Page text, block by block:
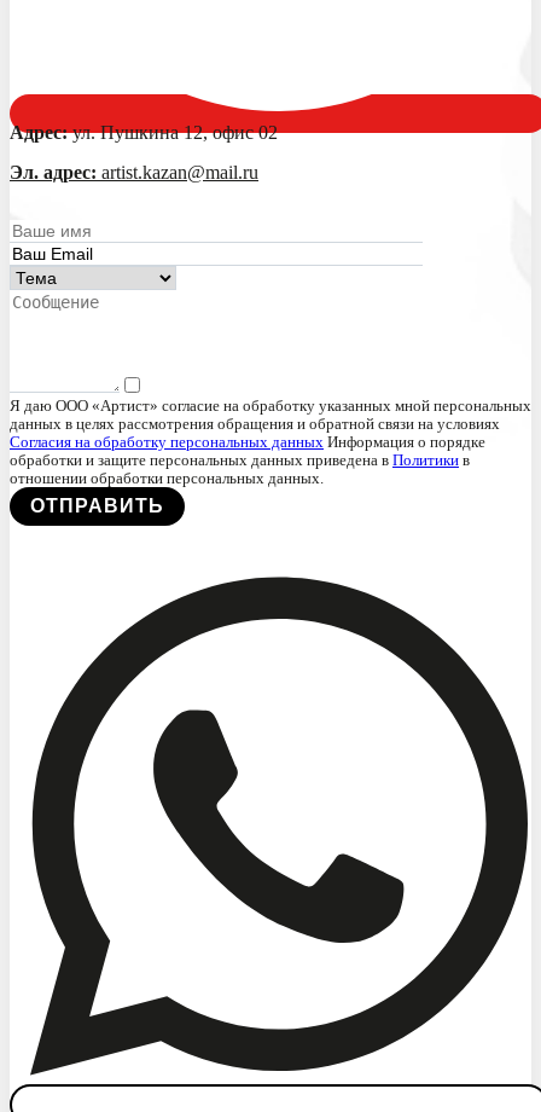
Адрес:ул. Пушкина 12, офис 02
Эл. адрес: artist.kazan@mail.ru
Я даю ООО «Артист» согласие на обработку указанных мной персональных
данных в целях рассмотрения обращения и обратной связи на условиях
Согласия на обработку персональных данных Информация о порядке
обработки и защите персональных данных приведена в Политики в
отношении обработки персональных данных.